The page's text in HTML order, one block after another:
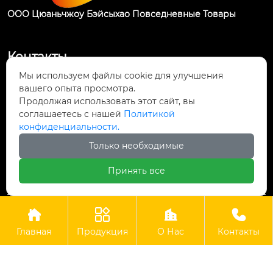
ООО Цюаньчжоу Бэйсыхао Повседневные Товары
Контакты

Промышленная зона Чэннань, уезд Хуэйань,
город Цюаньчжоу, провинция Фуцзянь
 +86-595-87325398
 +8618859472505
Авторские права © ООО Цюаньчжоу Бэйсыхао
Повседневные Товары

Главная

Продукция

О Нас

Контакты
Мы используем файлы cookie для улучшения
вашего опыта просмотра.
Продолжая использовать этот сайт, вы
соглашаетесь с нашей Политикой
конфиденциальности.
Только необходимые
Принять все